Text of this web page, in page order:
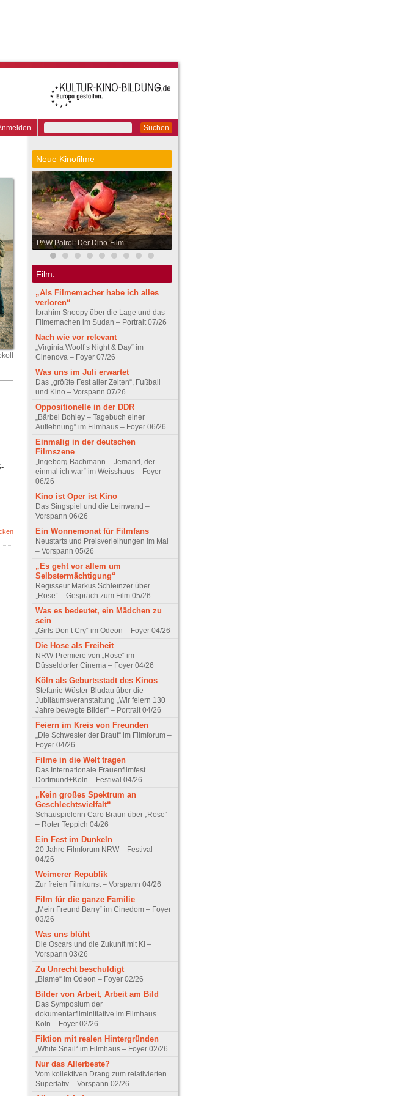
Suchen
Neue Kinofilme
PAW Patrol: Der Dino-Film
Film.
„Als Filmemacher habe ich alles
verloren“
Ibrahim Snoopy über die Lage und das
Filmemachen im Sudan – Portrait 07/26
Nach wie vor relevant
„Virginia Woolf’s Night & Day“ im
Cinenova – Foyer 07/26
Was uns im Juli erwartet
Das „größte Fest aller Zeiten“, Fußball
und Kino – Vorspann 07/26
Oppositionelle in der DDR
„Bärbel Bohley – Tagebuch einer
Auflehnung“ im Filmhaus – Foyer 06/26
Einmalig in der deutschen
Filmszene
„Ingeborg Bachmann – Jemand, der
einmal ich war“ im Weisshaus – Foyer
06/26
Kino ist Oper ist Kino
Das Singspiel und die Leinwand –
Vorspann 06/26
Ein Wonnemonat für Filmfans
Neustarts und Preisverleihungen im Mai
– Vorspann 05/26
„Es geht vor allem um
Selbstermächtigung“
Regisseur Markus Schleinzer über
„Rose“ – Gespräch zum Film 05/26
Was es bedeutet, ein Mädchen zu
sein
„Girls Don’t Cry“ im Odeon – Foyer 04/26
Die Hose als Freiheit
NRW-Premiere von „Rose“ im
Düsseldorfer Cinema – Foyer 04/26
Köln als Geburtsstadt des Kinos
Stefanie Wüster-Bludau über die
Jubiläumsveranstaltung „Wir feiern 130
Jahre bewegte Bilder“ – Portrait 04/26
Feiern im Kreis von Freunden
„Die Schwester der Braut“ im Filmforum –
Foyer 04/26
Filme in die Welt tragen
Das Internationale Frauenfilmfest
Dortmund+Köln – Festival 04/26
„Kein großes Spektrum an
Geschlechtsvielfalt“
Schauspielerin Caro Braun über „Rose“
– Roter Teppich 04/26
Ein Fest im Dunkeln
20 Jahre Filmforum NRW – Festival
04/26
Weimerer Republik
Zur freien Filmkunst – Vorspann 04/26
Film für die ganze Familie
„Mein Freund Barry“ im Cinedom – Foyer
03/26
Was uns blüht
Die Oscars und die Zukunft mit KI –
Vorspann 03/26
Zu Unrecht beschuldigt
„Blame“ im Odeon – Foyer 02/26
Bilder von Arbeit, Arbeit am Bild
Das Symposium der
dokumentarfilminitiative im Filmhaus
Köln – Foyer 02/26
Fiktion mit realen Hintergründen
„White Snail“ im Filmhaus – Foyer 02/26
Nur das Allerbeste?
Vom kollektiven Drang zum relativierten
Superlativ – Vorspann 02/26